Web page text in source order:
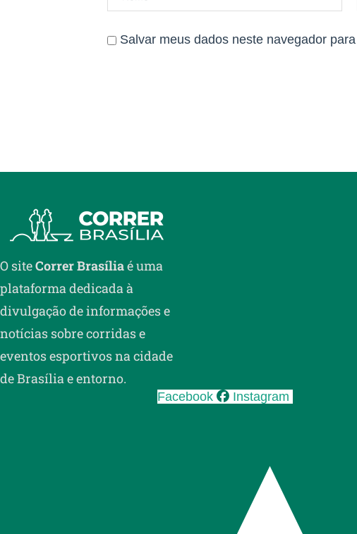
MEDALHA de participação para todas
Estamos à disposição!
Salvar meus dados neste navegador
O siteCorrer Brasíliaé uma
plataforma dedicada à
divulgação de informações e
notícias sobre corridas e
eventos esportivos na cidade
de Brasília e entorno.
Facebook Instagram